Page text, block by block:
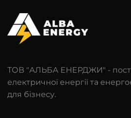
ТОВ "АЛЬБА ЕНЕРДЖИ" -
електричної енергії та
для бізнесу.